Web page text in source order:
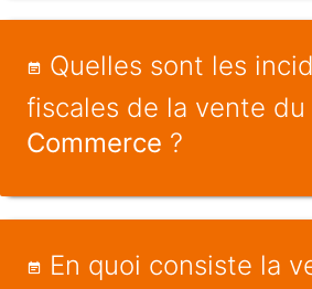
Quelles sont les
fiscales de la vente
Commerce ?
En quoi consiste la